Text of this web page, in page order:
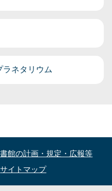
ラネタリウム
館の計画・規定・広報等
サイトマップ